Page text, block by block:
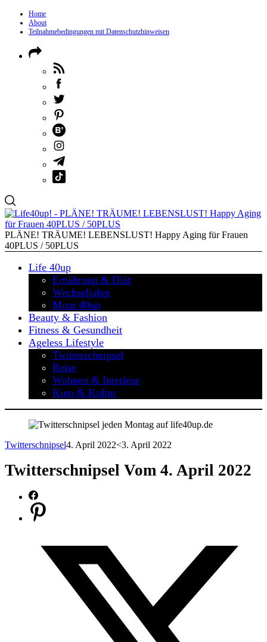
Home
About
Teilnahmebedingungen mit Datenschutzhinweisen
PLÄNE! TRÄUME! LEBENSLUST! Happy Aging für Frauen
40PLUS / 50PLUS
Life 40up
Ernährung & Diät
Wechseljahre
Mom 40up
Beauty & Fashion
Fitness & Gesundheit
Ageless Lifestyle
Twitterschnipsel
Reise
Wohnen & Interieur
Kino & Kultur
Twitterschnipsel4. April 2022<3. April 2022
Twitterschnipsel Vom 4. April 2022